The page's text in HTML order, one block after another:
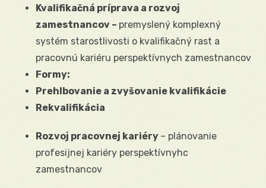
Kvalifikačná príprava a rozvoj
zamestnancov – premyslený komplexný
systém starostlivosti o kvalifikačný rast a
pracovnú kariéru perspektívnych zamestnancov
Formy:
Prehlbovanie a zvyšovanie kvalifikácie
Rekvalifikácia
Rozvoj pracovnej kariéry – plánovanie
profesijnej kariéry perspektívnyhc
zamestnancov